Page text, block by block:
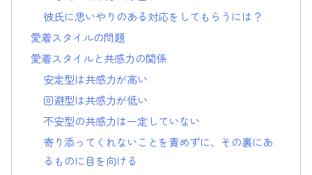
彼氏に思いやりのある対応をしてもらうには？
愛着スタイルの問題
愛着スタイルと共感力の関係
安定型は共感力が高い
回避型は共感力が低い
不安型の共感力は一定していない
寄り添ってくれないことを責めずに、その裏にあ
るものに目を向ける